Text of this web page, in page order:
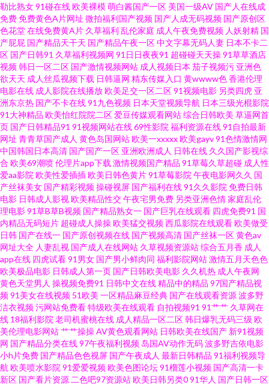
15p 日本无码影院 影音先锋偷情福利 91免费看片白丝 超碰人人妻人人操 国
产内射性爱 久草热99 麻豆国产在线 人妖啪啪网站 黄色AAA片电影 超碰在线
免费人人 久久肏屄视频 日本中文字幕A片 亚洲精品露脸自拍 91国产TS a黄瓜
v片 超碰在线公开99 另类激情AV 青青草狼友集中营 瑟瑟导航 91破解网官网
不卡性爱网 含羞草电影天堂 美女片导航 欧美在线视频99 午夜福利五月天 97
超碰在线公开 成人一级a免费 国产区123 男人午夜剧场AB 人妻伊人大香蕉 偷
拍桃花日韩 久久成人精品 日本大香蕉伊人网 色网天天视频 91白丝在线 AV无
码高清大片 福利社视频 黄色美女网站蜜桃 欧美成人中文字幕 日韩一区 亚洲
色图28 欧美外网 91自慰网站 福利电影午夜AV 另类专区激情 日本熟女自慰 午
夜久久伦理福利 91在线精品视频 成人α在线 国产精品狼友社 久久综合av 欧美
内射网站 日韩无码A级片 亚洲性爱小说网 91伊人超碰 白丝91 国产精品久久
成人 玖玖艹逼综合网 东方四虎影院 人人草97 午夜福利剧场 91次园 超碰人人
玩 国产精品豆花操逼 狼友视频在线观看 日本色导航 五月天激情人体 91超碰
勒比熟女91碰在线欧美裸模萌白酱国产一区 美国一级AV 国产人在线成
免费免费黄色A片网址 微拍福利国产视频 国产人成无码视频 国产原创区
色花堂在线免费黄A片 久草福利 乱伦家庭 成人午夜免费视频 人妖射精 国
产屁屁 国产精品天干天 国产精品午夜一区中文字幕无码人妻 日本不卡二
区 国产日韩91 久草福利视频网 91日日夜夜91 超碰碰天天操91草草酒店
视频韩日一区二区 国产激情视频网站 成人视频日本 茄子视频污 亚洲色
欲天天 成人丝瓜视频下载 日韩逼网 精东传媒入口 黄wwww色香港伦理
电影在线 成人影院在线播放欧美足交一区二区91视频电影 另类四虎 亚
洲东京热 国产不卡在线91九色视频 日本天堂视频导航 日本三级光棍影院
91大神精品 欧美怡红院院二区爱豆传媒观看网站综合日韩欧美 草逼网首
页 国产日韩精品91 91视频网站在线69性影院 福利资源在线91自拍最新
网址 青青草国产成人 黄色岛国网站欧美一xxxxx欧美gayv91色情激情网
中国韩国日本高清 国产国产一区 亚洲欧洲成人 日韩在线 久久国产影视综
合 欧美69潮喷伦理片app下载 激情视频国产精品 91草莓久草超碰 成人性
爱aa影院 欧美性爱插插欧美日韩色黄片91草莓影院 午夜电影网久久 国
产丝袜美女 国产精彩视频操碰视屏 国产福利在线91久久影院 免费日韩
电影 日韩成人影视欧美精品性交午夜宅男免费 另类亚洲色情家庭乱伦
理电影91草B草B视频 国产精品熟女一 国产巨乳在线观看 四虎免费91 国
内精品无码短片 超碰成人操操欧美猛交视频西瓜影院在线观看欧美做受
日韩 国产在线一 国产原创视频在线 国产视频高清 国产丝袜一区黄色av
网址大全 人妻乱视 国产成人在线网站 久草视频资源站综合五月香 成人
app在线 四虎试看91男女 国产男小鲜肉同 福利影院网站激情五月天色色
欧美极品电影 日韩成人第一页 国产日韩欧美电影 久久机热 成人午夜网
黄色天堂男人 操视频免费91 日韩中文在线精品中的精品 97国产精品视
频91美女在线视频 51欧美 一区精品麻豆经典 国产在线观看资源波多野
洁衣视频污网站免费看特级欧美在线观看 自拍视频91 91艹艹 久草网在
线 18福利影院 老司机蜜桃在线 成人精品一区二区韩日爆乳无码三级 欧
美伦理电影网站艹艹操操AV黄色观看网站 日韩欧美在线国产 新91视频
网 国产精品分类在线97午夜福利视频 岛国AV动作无码波多野吉依电影
小h片免费 国产精品色色视屏 国产午夜成人 最新日韩精品 91福利视频导
航 欧美喷水影院 91爱爱视频欧美色图论坛91榴莲小视频 国产高清一卡
新区 国产看片资源 二色吧97资源站欧美日韩另类091华人 国产日韩一区